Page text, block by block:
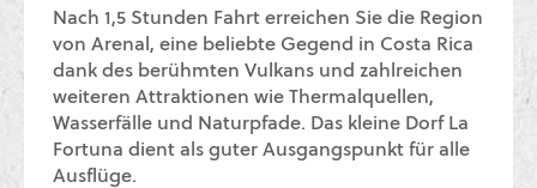
Nach 1,5 Stunden Fahrt erreichen Sie die Region
von Arenal, eine beliebte Gegend in Costa Rica
dank des berühmten Vulkans und zahlreichen
weiteren Attraktionen wie Thermalquellen,
Wasserfälle und Naturpfade. Das kleine Dorf La
Fortuna dient als guter Ausgangspunkt für alle
Ausflüge.